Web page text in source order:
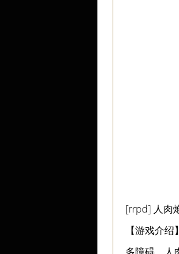
[rrpd] 人肉
【游戏介